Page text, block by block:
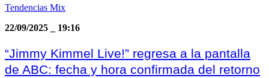
Tendencias Mix
22/09/2025
19:16
“Jimmy Kimmel Live!” regresa a la pantalla
de ABC: fecha y hora confirmada del retorno